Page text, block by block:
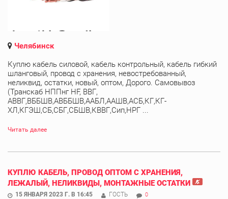
Челябинск
Куплю кабель силовой, кабель контрольный, кабель гибкий
шланговый, провод с хранения, невостребованный,
неликвид, остатки, новый, оптом, Дорого. Самовывоз
(Транскаб НППнг HF, ВВГ,
АВВГ,ВББШВ,АВББШВ,ААБЛ,ААШВ,АСБ,КГ,КГ-
ХЛ,КГЭШ,СБ,СБГ,СБШВ,КВВГ,Сип,НРГ ...
Читать далее
КУПЛЮ КАБЕЛЬ, ПРОВОД ОПТОМ С ХРАНЕНИЯ,
ЛЕЖАЛЫЙ, НЕЛИКВИДЫ, МОНТАЖНЫЕ ОСТАТКИ
15 ЯНВАРЯ 2023 Г. В 16:45 ГОСТЬ 0